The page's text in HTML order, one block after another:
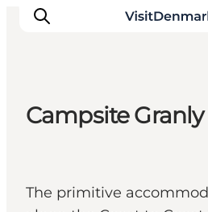
Wat te doen
Accommodaties
Campsite Granly
The primitive